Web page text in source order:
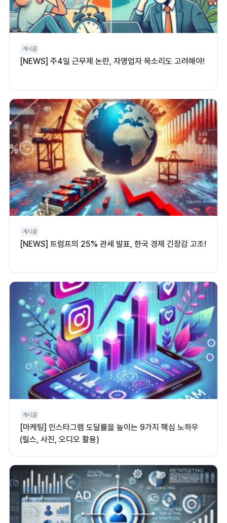
게시글
[NEWS] 주4일 근무제 논란, 자영업자 목소리도 고려해야!
게시글
[NEWS] 트럼프의 25% 관세 발표, 한국 경제 긴장감 고조!
게시글
[마케팅] 인스타그램 도달률을 높이는 9가지 핵심 노하우
(릴스, 사진, 오디오 활용)